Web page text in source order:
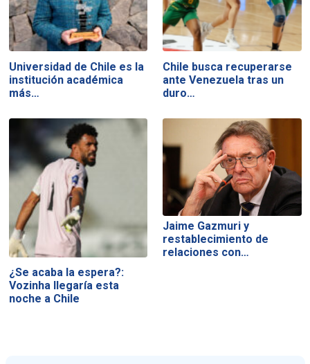
Universidad de Chile es la
institución académica
más…
Chile busca recuperarse
ante Venezuela tras un
duro…
¿Se acaba la espera?:
Vozinha llegaría esta
noche a Chile
Jaime Gazmuri y
restablecimiento de
relaciones con…